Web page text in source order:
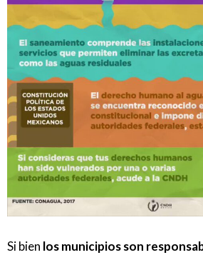
Si bien los municipios son